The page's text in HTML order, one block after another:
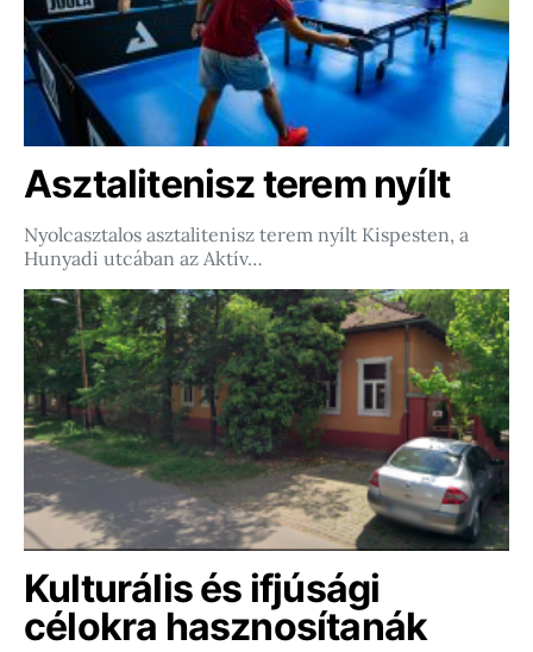
Asztalitenisz terem nyílt
Nyolcasztalos asztalitenisz terem nyílt Kispesten, a
Hunyadi utcában az Aktív…
Kulturális és ifjúsági
célokra hasznosítanák